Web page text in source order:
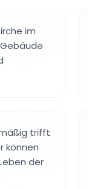
im
trifft
können
der